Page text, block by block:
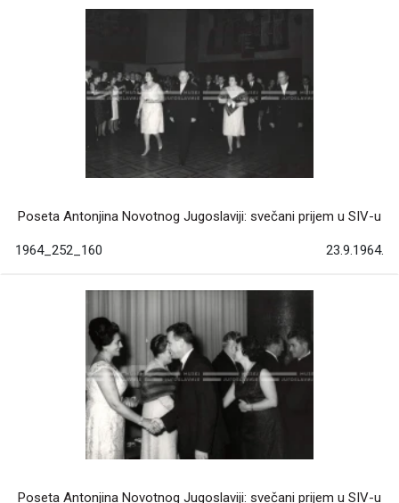
Poseta Antonjina Novotnog Jugoslaviji: svečani prijem u SIV-u
1964_252_160 23.9.1964.
Poseta Antonjina Novotnog Jugoslaviji: svečani prijem u SIV-u